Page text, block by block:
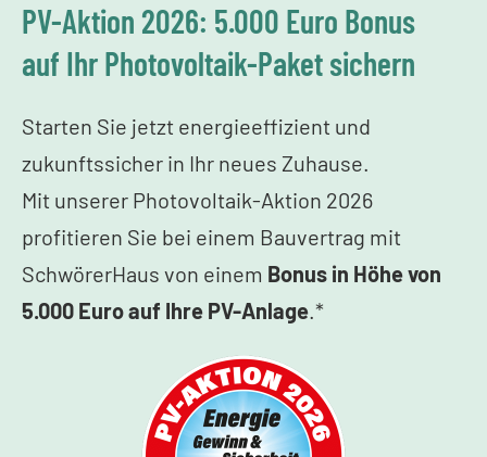
PV-Aktion 2026: 5.000 Euro Bonus
auf Ihr Photovoltaik-Paket sichern
Starten Sie jetzt energieeffizient und
zukunftssicher in Ihr neues Zuhause.
Mit unserer Photovoltaik-Aktion 2026
profitieren Sie bei einem Bauvertrag mit
SchwörerHaus von einem Bonus in Höhe von
5.000 Euro auf Ihre PV-Anlage.*